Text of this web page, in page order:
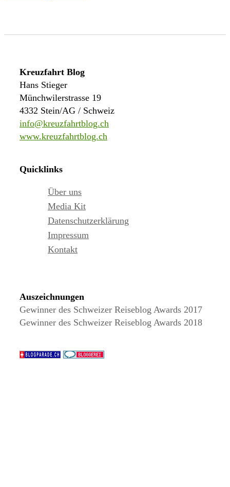
Kreuzfahrt Blog
Hans Stieger
Münchwilerstrasse 19
4332 Stein/AG / Schweiz
info@kreuzfahrtblog.ch
www.kreuzfahrtblog.ch
Quicklinks
Über uns
Media Kit
Datenschutzerklärung
Impressum
Kontakt
Auszeichnungen
Gewinner des Schweizer Reiseblog Awards 2017
Gewinner des Schweizer Reiseblog Awards 2018